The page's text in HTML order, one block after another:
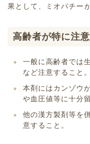
果として、ミオパチー
高齢者が特に注
一般に高齢者では
など注意すること。
本剤にはカンゾウ
や血圧値等に十分
他の漢方製剤等を
意すること。